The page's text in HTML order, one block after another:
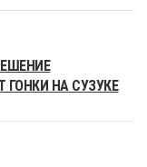
ГОНКИ НА СУЗУКЕ